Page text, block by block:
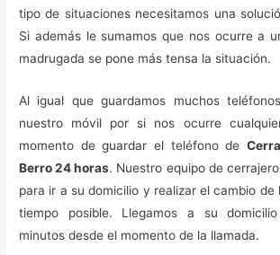
tipo de situaciones necesitamos una
Si además le sumamos que nos ocurre a
madrugada se pone más tensa la situación.
Al igual que guardamos muchos
nuestro móvil por si nos ocurre
momento de guardar el teléfono de
Berro 24 horas. Nuestro equipo de
para ir a su domicilio y realizar el cambio de
tiempo posible. Llegamos a su
minutos desde el momento de la llamada.